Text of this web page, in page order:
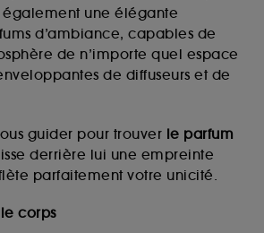
une élégante
d’ambiance, capables de
de n’importe quel espace
de diffuseurs et de
guider pour trouver le parfum
derrière lui une empreinte
parfaitement votre unicité.
corps
via des publicités, y compris sur des
les réseaux sociaux, sur la base
vous avez consultées, de votre
de l'historique de vos interactions.
la performance.
des paiements en ligne :
de paiement et les